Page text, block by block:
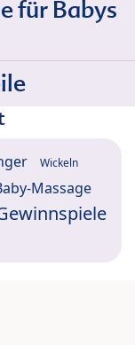
für Babys
Wickeln
Massage